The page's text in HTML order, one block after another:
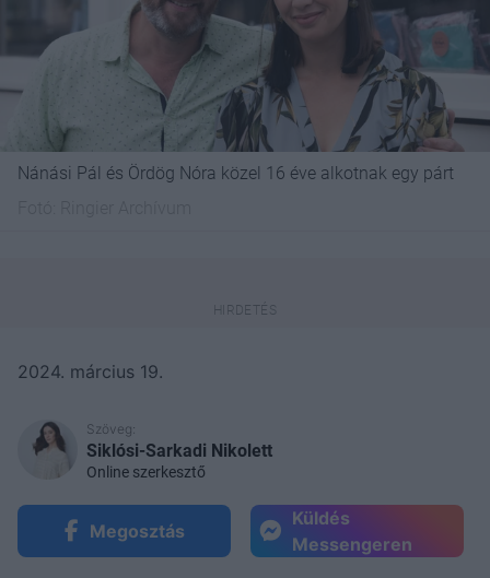
Nánási Pál és Ördög Nóra közel 16 éve alkotnak egy párt
2024. március 19.
Szöveg:
Siklósi-Sarkadi Nikolett
Online szerkesztő
Megosztás
Küldés
Messengeren